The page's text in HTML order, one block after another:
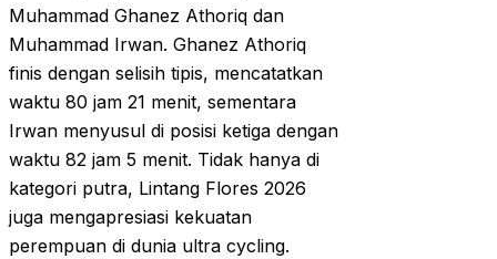
Muhammad Ghanez Athoriq dan
Muhammad Irwan. Ghanez Athoriq
finis dengan selisih tipis, mencatatkan
waktu 80 jam 21 menit, sementara
Irwan menyusul di posisi ketiga dengan
waktu 82 jam 5 menit. Tidak hanya di
kategori putra, Lintang Flores 2026
juga mengapresiasi kekuatan
perempuan di dunia ultra cycling.